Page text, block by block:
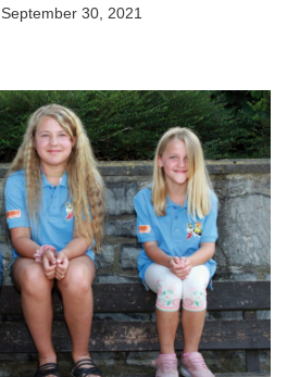
September 30, 2021